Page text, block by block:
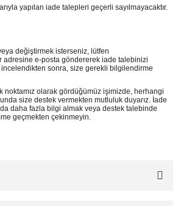
yapılan iade talepleri geçerli sayılmayacaktır.
değiştirmek isterseniz, lütfen
adresine e-posta göndererek iade talebinizi
sonra, size gerekli bilgilendirme
noktamız olarak gördüğümüz işimizde, herhangi
size destek vermekten mutluluk duyarız. İade
daha fazla bilgi almak veya destek talebinde
geçmekten çekinmeyin.